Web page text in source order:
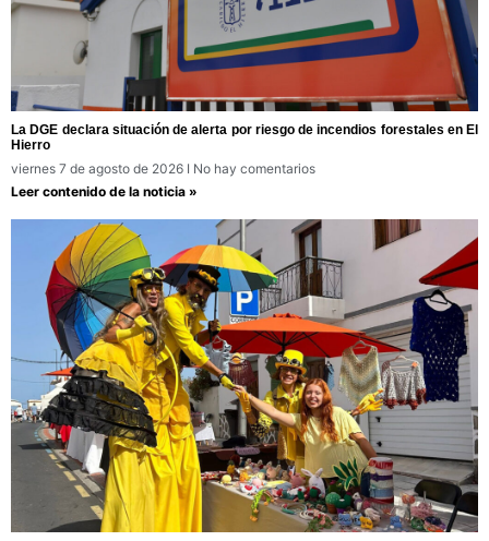
La DGE declara situación de alerta por riesgo de incendios forestales en El
Hierro
viernes 7 de agosto de 2026
No hay comentarios
Leer contenido de la noticia »